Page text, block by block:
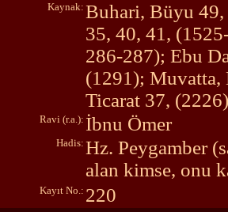
Kaynak: Buhari, Büyu
35, 40, 41,
286-287); Ebu
(1291); Muvatta,
Ticarat 37, (2226)
Ravi (r.a.): İbnu Ömer
Hadis: Hz. Peygamber
alan kimse, onu
Kayıt No.: 220